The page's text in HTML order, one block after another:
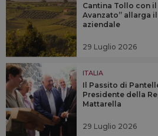
Cantina Tollo con
Avanzato” allarga
aziendale
29 Luglio 2026
ITALIA
Il Passito di
Presidente della
Mattarella
29 Luglio 2026